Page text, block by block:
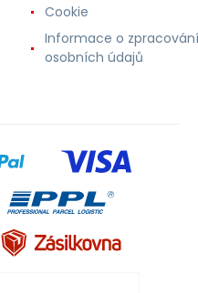
Cookie
Informace o zpracování
osobních údajů